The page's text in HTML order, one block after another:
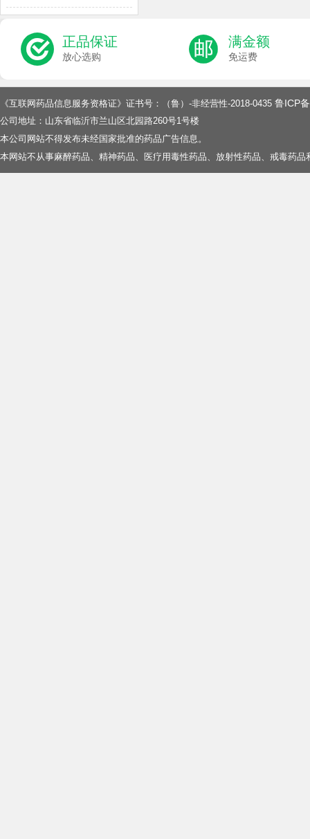
正品保证
放心选购
满金额
免运费
《互联网药品信息服务资格证》证书号：（鲁）-非经营性-2018-0435 鲁ICP
公司地址：山东省临沂市兰山区北园路260号1号楼
本公司网站不得发布未经国家批准的药品广告信息。
本网站不从事麻醉药品、精神药品、医疗用毒性药品、放射性药品、戒毒药